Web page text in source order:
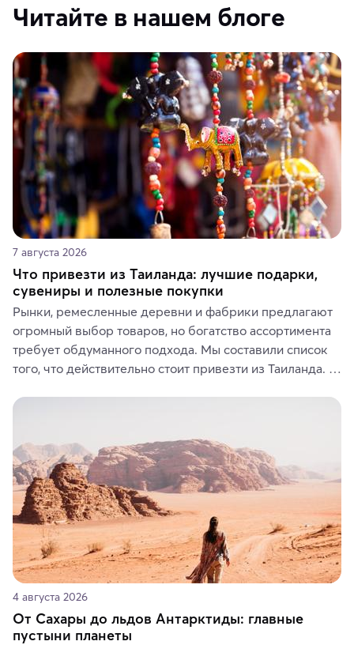
Читайте в нашем блоге
7 августа 2026
Что привезти из Таиланда: лучшие подарки,
сувениры и полезные покупки
Рынки, ремесленные деревни и фабрики предлагают
огромный выбор товаров, но богатство ассортимента
требует обдуманного подхода. Мы составили список
того, что действительно стоит привезти из Таиланда.
средства, одежду, украшения, предметы интерьера
где их купить.
4 августа 2026
От Сахары до льдов Антарктиды: главные
пустыни планеты